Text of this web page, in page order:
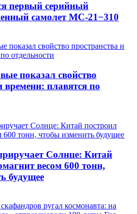
первый серийный
самолет МС-21−310
показал свойство
времени: плавятся по
Солнце: Китай
весом 600 тонн,
будущее